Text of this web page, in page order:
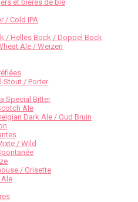
et bières de blé
/ Cold IPA
/ Helles Bock / Doppel Bock
Ale / Weizen
Stout / Porter
Special Bitter
Ale
Dark Ale / Oud Bruin
/ Wild
/ Grisette